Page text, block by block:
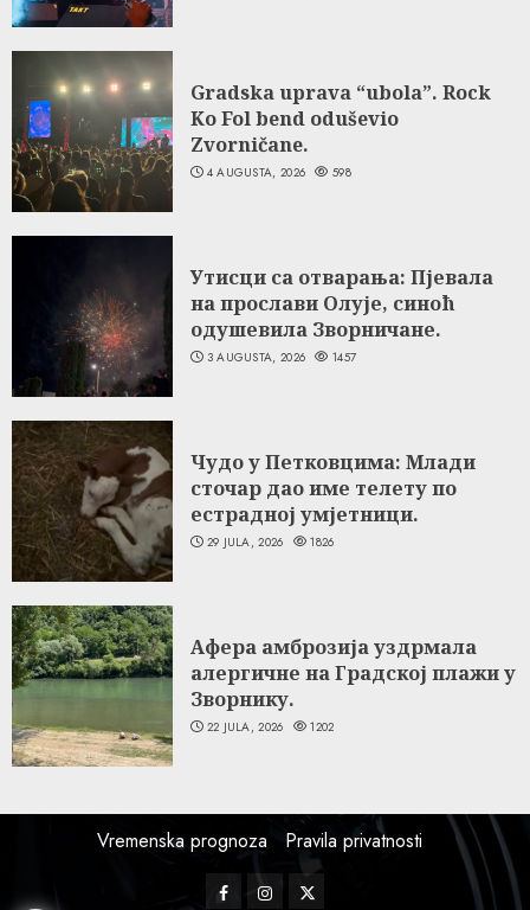
Gradska uprava “ubola”. Rock
Ko Fol bend oduševio
Zvorničane.
4 AUGUSTA, 2026 598
Утисци са отварања: Пјевала
на прослави Олује, синоћ
одушевила Зворничане.
3 AUGUSTA, 2026 1457
Чудо у Петковцима: Млади
сточар дао име телету по
естрадној умјетници.
29 JULA, 2026 1826
Афера амброзија уздрмала
алергичне на Градској плажи у
Зворнику.
22 JULA, 2026 1202
Vremenska prognoza Pravila privatnosti
FacebookInstagram
Twitter